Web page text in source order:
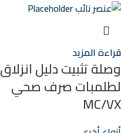
قراءة المزيد
وصلة تثبيت دليل انزلاق
لطلمبات صرف صحي
MC/VX